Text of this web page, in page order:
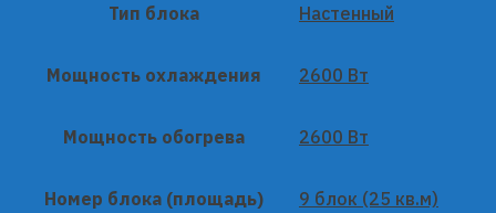
Тип блока Настенный
Мощность охлаждения 2600 Вт
Мощность обогрева 2600 Вт
Номер блока (площадь) 9 блок (25 кв.м)